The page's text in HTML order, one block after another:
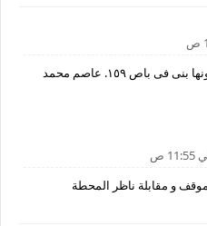
باص ١٥٩. عاصم محمد
و مقابلة ناظر المحطة